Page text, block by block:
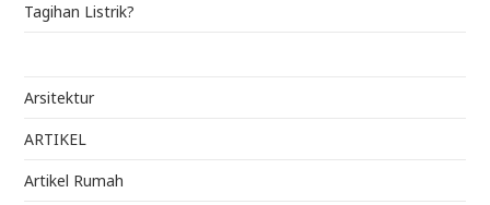
Tagihan Listrik?
Arsitektur
ARTIKEL
Artikel Rumah